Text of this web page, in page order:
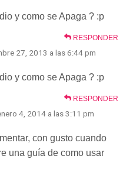
y como se Apaga ? :p
RESPONDER
27, 2013 a las 6:44 pm
y como se Apaga ? :p
RESPONDER
4, 2014 a las 3:11 pm
con gusto cuando
una guía de como usar